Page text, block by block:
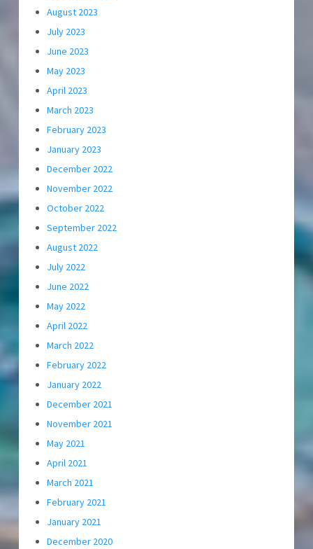
August 2023
July 2023
June 2023
May 2023
April 2023
March 2023
February 2023
January 2023
December 2022
November 2022
October 2022
September 2022
August 2022
July 2022
June 2022
May 2022
April 2022
March 2022
February 2022
January 2022
December 2021
November 2021
May 2021
April 2021
March 2021
February 2021
January 2021
December 2020